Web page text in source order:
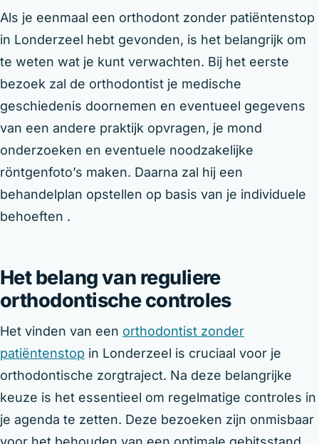
Als je eenmaal een orthodont zonder patiëntenstop
in Londerzeel hebt gevonden, is het belangrijk om
te weten wat je kunt verwachten. Bij het eerste
bezoek zal de orthodontist je medische
geschiedenis doornemen en eventueel gegevens
van een andere praktijk opvragen, je mond
onderzoeken en eventuele noodzakelijke
röntgenfoto’s maken. Daarna zal hij een
behandelplan opstellen op basis van je individuele
behoeften .
Het belang van reguliere
orthodontische controles
Het vinden van een orthodontist zonder
patiëntenstop in Londerzeel is cruciaal voor je
orthodontische zorgtraject. Na deze belangrijke
keuze is het essentieel om regelmatige controles in
je agenda te zetten. Deze bezoeken zijn onmisbaar